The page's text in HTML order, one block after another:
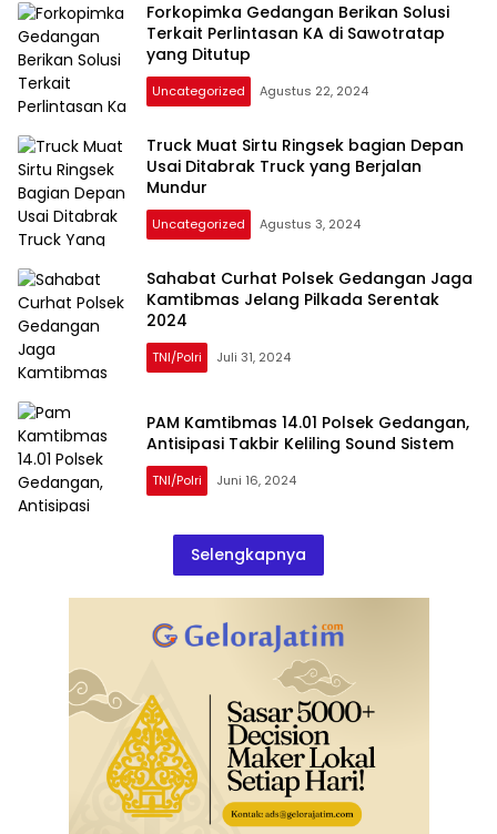
Forkopimka Gedangan Berikan Solusi
Terkait Perlintasan KA di Sawotratap
yang Ditutup
Uncategorized Agustus 22, 2024
Truck Muat Sirtu Ringsek bagian Depan
Usai Ditabrak Truck yang Berjalan
Mundur
Uncategorized Agustus 3, 2024
Sahabat Curhat Polsek Gedangan Jaga
Kamtibmas Jelang Pilkada Serentak
2024
TNI/Polri Juli 31, 2024
PAM Kamtibmas 14.01 Polsek Gedangan,
Antisipasi Takbir Keliling Sound Sistem
TNI/Polri Juni 16, 2024
Selengkapnya